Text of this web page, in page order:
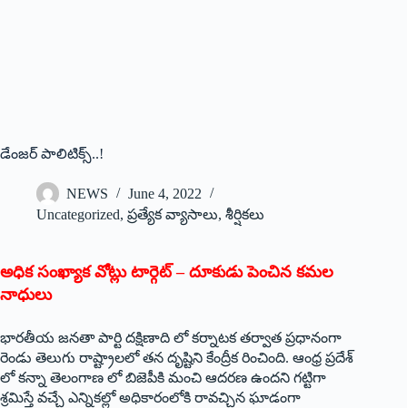
డేంజర్‌ ‌పాలిటిక్స్..!
NEWS
June 4, 2022
Uncategorized, ప్రత్యేక వ్యాసాలు, శీర్షికలు
అధిక సంఖ్యాక వోట్లు టార్గెట్‌ – ‌దూకుడు పెంచిన కమల
నాధులు
భారతీయ జనతా పార్టి దక్షిణాది లో కర్నాటక తర్వాత ప్రధానంగా
రెండు తెలుగు రాష్ట్రాలలో తన దృష్టిని కేంద్రీక రించింది. ఆంధ్ర ప్రదేశ్‌
‌లో కన్నా తెలంగాణ లో బిజెపీకి మంచి ఆదరణ ఉందని గట్టిగా
శ్రమిస్తే వచ్చే ఎన్నికల్లో అధికారంలోకి రావచ్చిన ఘాడంగా